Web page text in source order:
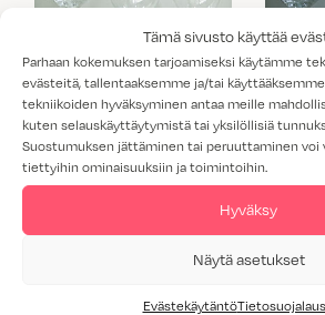
Tämä sivusto käyttää
Parhaan kokemuksen tarjoamiseksi käytämme
evästeitä, tallentaaksemme ja/tai
tekniikoiden hyväksyminen antaa meille
kuten selauskäyttäytymistä tai yksilöllisiä
Suostumuksen jättäminen tai peruuttaminen voi
tiettyihin ominaisuuksiin ja toimintoihin.
Hyväksy
Näytä asetukset
Evästekäytäntö